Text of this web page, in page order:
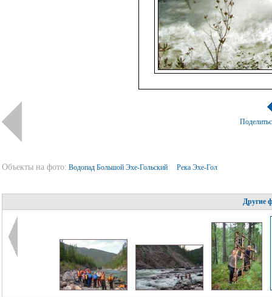
Объекты на фото: Водопад Большой Эхе-Гольский Река Эхе-Гол
Другие